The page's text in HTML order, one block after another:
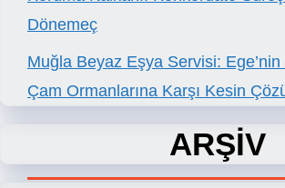
Dönemeç
Muğla Beyaz Eşya Servisi:
Çam Ormanlarına Karşı Kesin
ARŞİV